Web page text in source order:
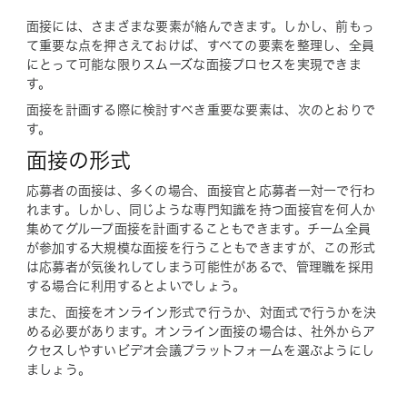
面接には、さまざまな要素が絡んできます。しかし、前もっ
て重要な点を押さえておけば、すべての要素を整理し、全員
にとって可能な限りスムーズな面接プロセスを実現できま
す。
面接を計画する際に検討すべき重要な要素は、次のとおりで
す。
面接の形式
応募者の面接は、多くの場合、面接官と応募者一対一で行わ
れます。しかし、同じような専門知識を持つ面接官を何人か
集めてグループ面接を計画することもできます。チーム全員
が参加する大規模な面接を行うこともできますが、この形式
は応募者が気後れしてしまう可能性があるで、管理職を採用
する場合に利用するとよいでしょう。
また、面接をオンライン形式で行うか、対面式で行うかを決
める必要があります。オンライン面接の場合は、社外からア
クセスしやすいビデオ会議プラットフォームを選ぶようにし
ましょう。